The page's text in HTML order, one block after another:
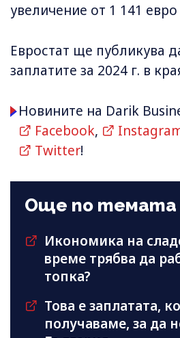
увеличение от 1 141
Евростат ще публикува
заплатите за 2024 г. в
Новините на Darik
Facebook,
Twitter!
Още по темата
Икономика на
време трябва да
топка?
Това е заплатата,
получаваме, за да